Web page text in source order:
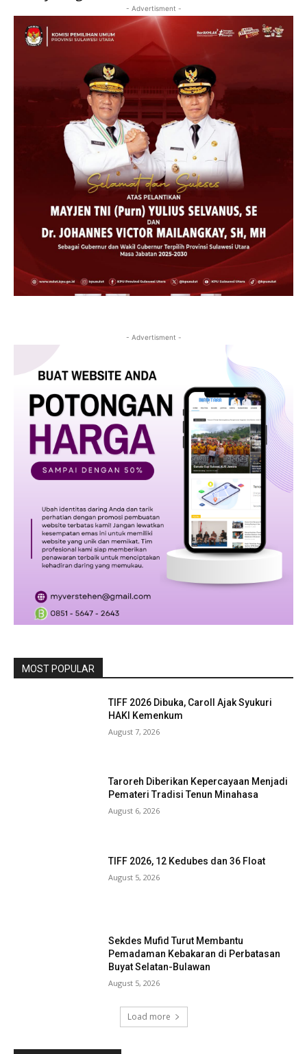
- Advertisment -
- Advertisment -
MOST POPULAR
TIFF 2026 Dibuka, Caroll Ajak Syukuri
HAKI Kemenkum
August 7, 2026
Taroreh Diberikan Kepercayaan Menjadi
Pemateri Tradisi Tenun Minahasa
August 6, 2026
TIFF 2026, 12 Kedubes dan 36 Float
August 5, 2026
Sekdes Mufid Turut Membantu
Pemadaman Kebakaran di Perbatasan
Buyat Selatan-Bulawan
August 5, 2026
Load more